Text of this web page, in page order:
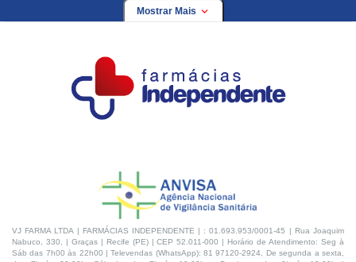
Mostrar Mais
VJ FARMA LTDA | FARMÁCIAS INDEPENDENTE | : 01.693.953/0001-45 | Rua Joaquim
Nabuco, 330, | Graças | Recife (PE) | CEP 52.011-000 | Horário de Atendimento: Seg à
Sáb das 7h00 às 22h00 | Televendas (WhatsApp): 81 97120-2924, De segunda a sexta,